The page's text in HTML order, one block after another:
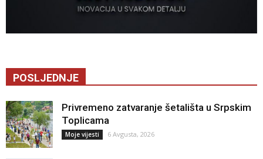
POSLJEDNJE
Privremeno zatvaranje šetališta u Srpskim
Toplicama
Moje vijesti 6 Avgusta, 2026